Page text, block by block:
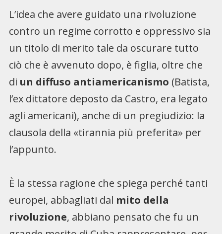
L’idea che avere guidato una rivoluzione
contro un regime corrotto e oppressivo sia
un titolo di merito tale da oscurare tutto
ciò che è avvenuto dopo, è figlia, oltre che
di un diffuso antiamericanismo (Batista,
l’ex dittatore deposto da Castro, era legato
agli americani), anche di un pregiudizio: la
clausola della «tirannia più preferita» per
l’appunto.
È la stessa ragione che spiega perché tanti
europei, abbagliati dal mito della
rivoluzione, abbiano pensato che fu un